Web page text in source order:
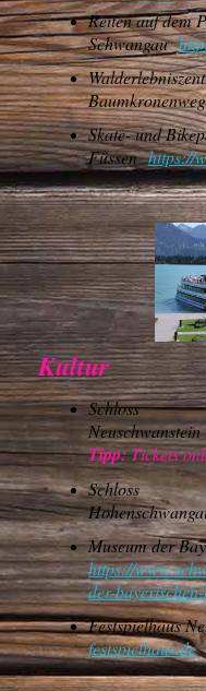
Reiten auf dem
Schwangau
Skate- und
Füssenhttps://
Kultur
Schloss
Tipp:Tickets
Schloss
Museum der
https://
der-
Festspielhaus
festspielhaus.de